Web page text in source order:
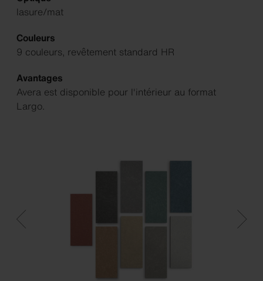
lasure/mat
Couleurs
9 couleurs, revêtement standard HR
Avantages
Avera est disponible pour l'intérieur au format
Largo.